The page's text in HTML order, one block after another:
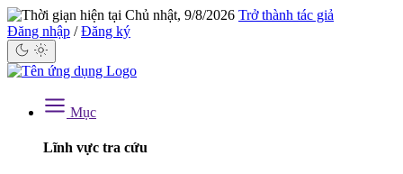
Chủ nhật, 9/8/2026 Trở thành tác giả
Đăng nhập / Đăng ký
Mục
Lĩnh vực tra cứu